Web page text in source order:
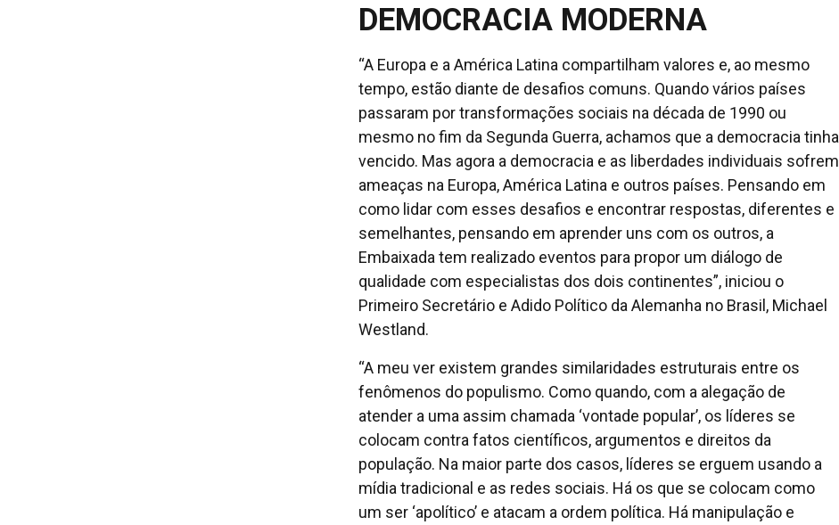
DEMOCRACIA MODERNA
“A Europa e a América Latina compartilham valores e, ao mesmo
tempo, estão diante de desafios comuns. Quando vários países
passaram por transformações sociais na década de 1990 ou
mesmo no fim da Segunda Guerra, achamos que a democracia tinha
vencido. Mas agora a democracia e as liberdades individuais sofrem
ameaças na Europa, América Latina e outros países. Pensando em
como lidar com esses desafios e encontrar respostas, diferentes e
semelhantes, pensando em aprender uns com os outros, a
Embaixada tem realizado eventos para propor um diálogo de
qualidade com especialistas dos dois continentes”, iniciou o
Primeiro Secretário e Adido Político da Alemanha no Brasil, Michael
Westland.
“A meu ver existem grandes similaridades estruturais entre os
fenômenos do populismo. Como quando, com a alegação de
atender a uma assim chamada ‘vontade popular’, os líderes se
colocam contra fatos científicos, argumentos e direitos da
população. Na maior parte dos casos, líderes se erguem usando a
mídia tradicional e as redes sociais. Há os que se colocam como
um ser ‘apolítico’ e atacam a ordem política. Há manipulação e